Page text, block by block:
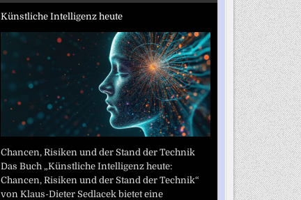
Künstliche Intelligenz heute
Chancen, Risiken und der Stand der Technik
Das Buch „Künstliche Intelligenz heute:
Chancen, Risiken und der Stand der Technik“
von Klaus-Dieter Sedlacek bietet eine